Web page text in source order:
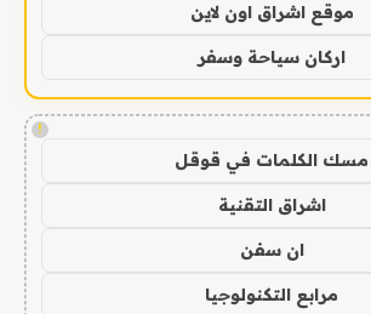
موقع اشراق اون لاين
اركان سياحة وسفر
!
مسك الكلمات في قوقل
اشراق التقنية
ان سفن
مرابع التكنولوجيا